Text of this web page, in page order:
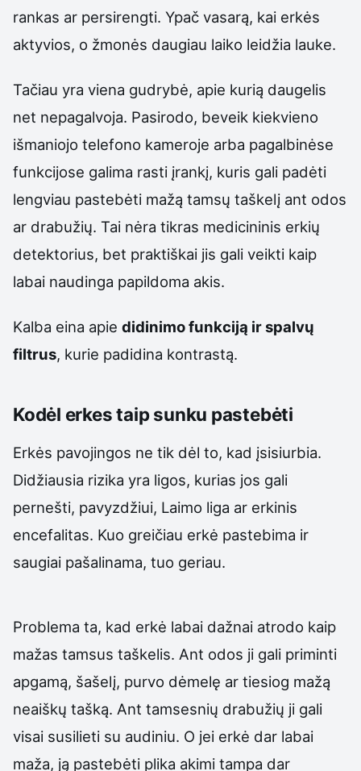
rankas ar persirengti. Ypač vasarą, kai erkės
aktyvios, o žmonės daugiau laiko leidžia lauke.
Tačiau yra viena gudrybė, apie kurią daugelis
net nepagalvoja. Pasirodo, beveik kiekvieno
išmaniojo telefono kameroje arba pagalbinėse
funkcijose galima rasti įrankį, kuris gali padėti
lengviau pastebėti mažą tamsų taškelį ant odos
ar drabužių. Tai nėra tikras medicininis erkių
detektorius, bet praktiškai jis gali veikti kaip
labai naudinga papildoma akis.
Kalba eina apie didinimo funkciją ir spalvų
filtrus, kurie padidina kontrastą.
Kodėl erkes taip sunku pastebėti
Erkės pavojingos ne tik dėl to, kad įsisiurbia.
Didžiausia rizika yra ligos, kurias jos gali
pernešti, pavyzdžiui, Laimo liga ar erkinis
encefalitas. Kuo greičiau erkė pastebima ir
saugiai pašalinama, tuo geriau.
Problema ta, kad erkė labai dažnai atrodo kaip
mažas tamsus taškelis. Ant odos ji gali priminti
apgamą, šašelį, purvo dėmelę ar tiesiog mažą
neaiškų tašką. Ant tamsesnių drabužių ji gali
visai susilieti su audiniu. O jei erkė dar labai
maža, ją pastebėti plika akimi tampa dar